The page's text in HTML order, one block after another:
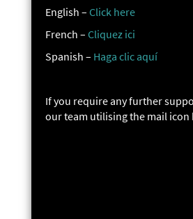
English – Click here
French – Cliquez ici
Spanish – Haga clic aquí
If you require any further
our team utilising the mail icon